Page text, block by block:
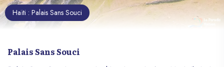
Haïti : Palais Sans Souci
Palais Sans Souci